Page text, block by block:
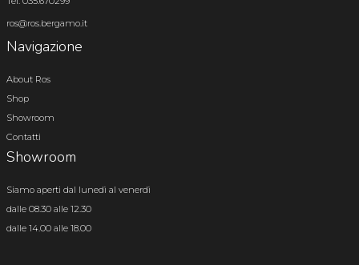
ros@ros.bergamo.it
Navigazione
About Ros
Shop
Showroom
Contatti
Showroom
Siamo aperti dal lunedì al venerdì
dalle 08.30 alle 12.30
dalle 14.00 alle 18.00